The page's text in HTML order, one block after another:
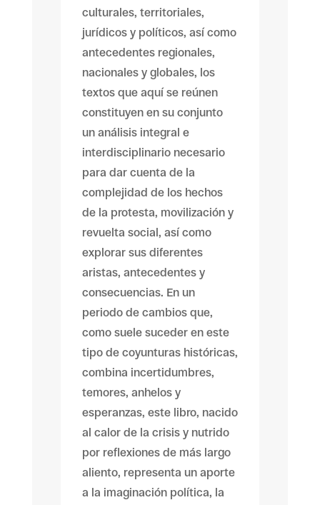
culturales, territoriales,
jurídicos y políticos, así como
antecedentes regionales,
nacionales y globales, los
textos que aquí se reúnen
constituyen en su conjunto
un análisis integral e
interdisciplinario necesario
para dar cuenta de la
complejidad de los hechos
de la protesta, movilización y
revuelta social, así como
explorar sus diferentes
aristas, antecedentes y
consecuencias. En un
periodo de cambios que,
como suele suceder en este
tipo de coyunturas históricas,
combina incertidumbres,
temores, anhelos y
esperanzas, este libro, nacido
al calor de la crisis y nutrido
por reflexiones de más largo
aliento, representa un aporte
a la imaginación política, la